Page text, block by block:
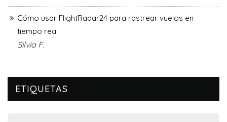
Cómo usar FlightRadar24 para rastrear vuelos en
tiempo real
Silvia F.
ETIQUETAS